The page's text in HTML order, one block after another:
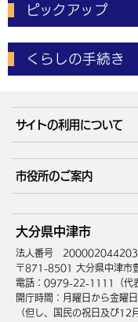
ピックアップ
電子申請
体育施設予約状況
くらしの手続き
成人・仕事
住まい・引越
健康・医療
高齢・介護
サイトの利用について
サイトマップ
市役所のご案内
庁舎地図
中津市へのアクセス
大分県中津市
法人番号
〒871-8501 大分県中津市
電話：0979-22-1111（代
開庁時間：月曜日から金曜
（但し、国民の祝日及び12